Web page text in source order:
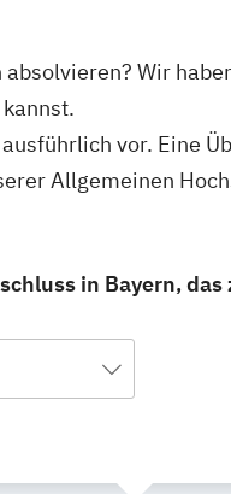
Wir
vor. Eine
Allgemeinen
in Bayern, das